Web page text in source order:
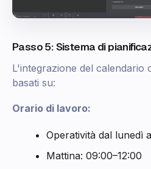
Passo 5: Sistema di
L'integrazione del calendario
basati su:
Orario di lavoro:
Operatività dal lunedì
Mattina: 09:00–12:00